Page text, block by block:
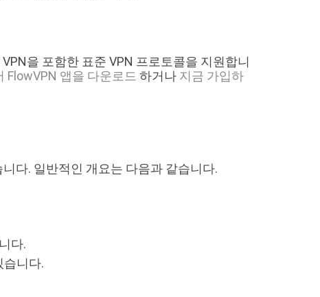
을 포함한 표준 VPN 프로토콜을 지원합니
FlowVPN 앱을 다운로드 하거나 지금 가입하
다. 일반적인 개요는 다음과 같습니다.
다.
습니다.